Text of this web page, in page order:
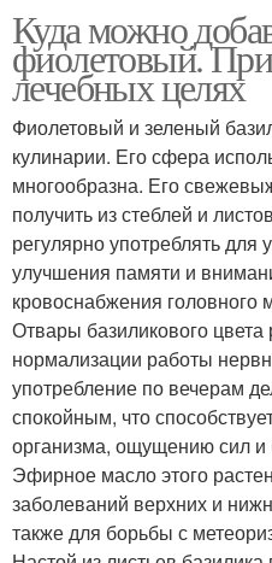
Куда можно
фиолетовый.
лечебных целях
Фиолетовый и зеленый
кулинарии. Его сфера
многообразна. Его
получить из стеблей и
регулярно употреблять для
улучшения памяти и
кровоснабжения головного
Отвары базиликового
нормализации работы
употребление по вечерам
спокойным, что
организма, ощущению сил и
Эфирное масло этого
заболеваний верхних и
также для борьбы с